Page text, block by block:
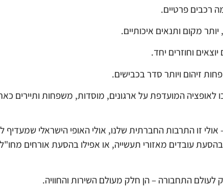
רכבים פרטיים.
מקום ותנאים איכותיים.
וחוזרים יחד.
זיהום ויותר סדר בכבישים.
לאופציה המועדפת על ארגונים, מוסדות, משפחות ותיירים
אולי זו התרבות החברתית שלנו, אולי האופי הישראלי שמעדיף
עובדים מאזורי תעשייה, או אפילו בהסעת אורחים
לעולם התחבורה – הן חלק מעולם השירות והחוויה.